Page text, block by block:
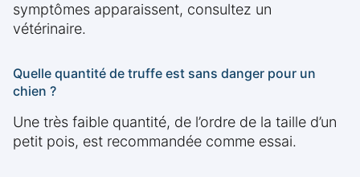
symptômes apparaissent, consultez un
vétérinaire.
Quelle quantité de truffe est sans danger pour un
chien ?
Une très faible quantité, de l’ordre de la taille d’un
petit pois, est recommandée comme essai.